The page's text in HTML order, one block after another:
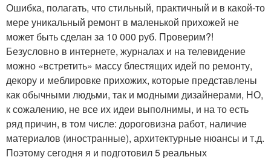
Ошибка, полагать, что стильный, практичный и в какой-то
мере уникальный ремонт в маленькой прихожей не
может быть сделан за 10 000 руб. Проверим?!
Безусловно в интернете, журналах и на телевидение
можно «встретить» массу блестящих идей по ремонту,
декору и меблировке прихожих, которые представлены
как обычными людьми, так и модными дизайнерами, НО,
к сожалению, не все их идеи выполнимы, и на то есть
ряд причин, в том числе: дороговизна работ, наличие
материалов (иностранные), архитектурные нюансы и т.д.
Поэтому сегодня я и подготовил 5 реальных